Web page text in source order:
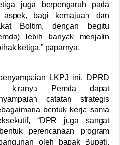
juga berpengaruh pada
aspek, bagi kemajuan dan
Boltim, dengan begitu
lebih banyak menjalin
ketiga,” paparnya.
LKPJ ini, DPRD
kiranya Pemda dapat
catatan strategis
bentuk kerja sama
“DPR juga sangat
perencanaan program
oleh bapak Bupati,